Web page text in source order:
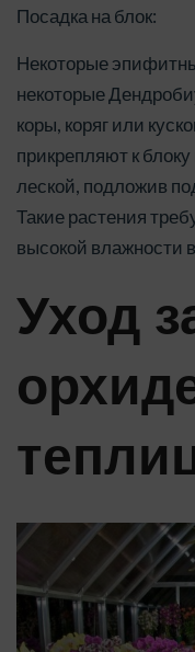
Посадка на блок:
Некоторые
некоторые
коры, коряг или
прикрепляют к
леской, подложив
Такие растения
высокой влажности
Уход